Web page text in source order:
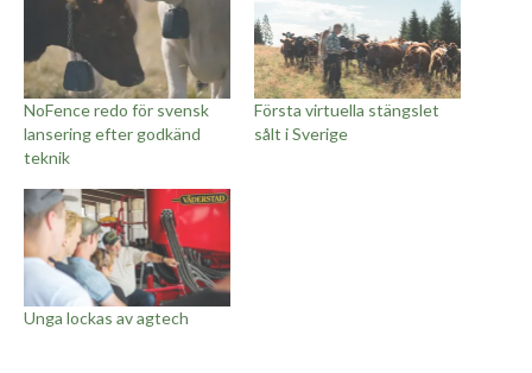
NoFence redo för svensk
lansering efter godkänd
teknik
Första virtuella stängslet
sålt i Sverige
Unga lockas av agtech